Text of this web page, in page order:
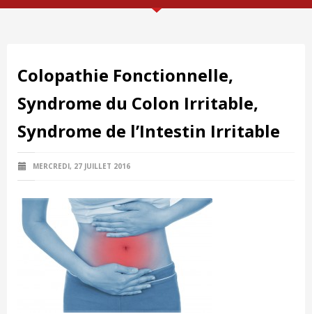
Colopathie Fonctionnelle,
Syndrome du Colon Irritable,
Syndrome de l’Intestin Irritable
MERCREDI, 27 JUILLET 2016